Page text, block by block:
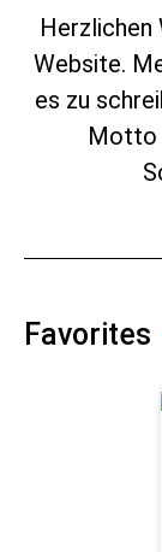
Herzlichen
Website.
es zu
Motto
Favorites